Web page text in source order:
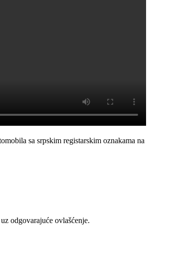
sa srpskim registarskim oznakama na
odgovarajuće ovlašćenje.